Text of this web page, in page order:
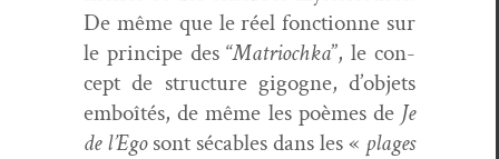
De même que le réel fonc­tionne sur
le principe des “Matri­ochka”, le con­
cept de struc­ture gigogne, d’objets
emboîtés, de même les poèmes de Je
de l’Egosont séca­bles dans les « plages